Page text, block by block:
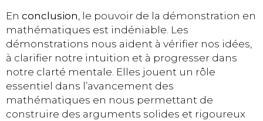
En conclusion , le pouvoir de la démonstration en
mathématiques est indéniable. Les
démonstrations nous aident à vérifier nos idées,
à clarifier notre intuition et à progresser dans
notre clarté mentale. Elles jouent un rôle
essentiel dans l’avancement des
mathématiques en nous permettant de
construire des arguments solides et rigoureux